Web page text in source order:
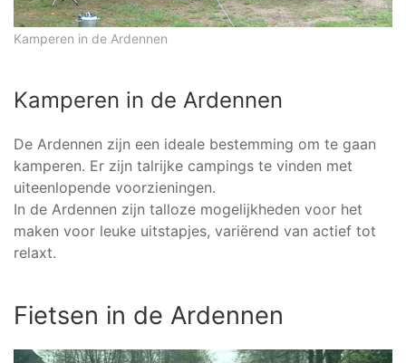
Kamperen in de Ardennen
Kamperen in de Ardennen
De Ardennen zijn een ideale bestemming om te gaan
kamperen. Er zijn talrijke campings te vinden met
uiteenlopende voorzieningen.
In de Ardennen zijn talloze mogelijkheden voor het
maken voor leuke uitstapjes, variërend van actief tot
relaxt.
Fietsen in de Ardennen